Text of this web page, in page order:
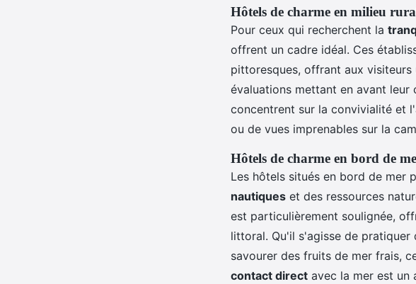
Hôtels de charme en milieu
Pour ceux qui recherchent la
offrent un cadre idéal. Ces
pittoresques, offrant aux
évaluations mettant en avant
concentrent sur la convivialité et
ou de vues imprenables sur la
Hôtels de charme en bord de
Les hôtels situés en bord de mer
nautiques et des ressources
est particulièrement soulignée,
littoral. Qu'il s'agisse de
savourer des fruits de mer frais,
contact direct avec la mer est un